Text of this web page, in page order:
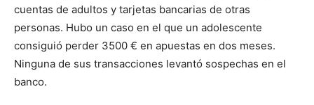
cuentas de adultos y tarjetas bancarias de otras
personas. Hubo un caso en el que un adolescente
consiguió perder 3500 € en apuestas en dos meses.
Ninguna de sus transacciones levantó sospechas en el
banco.